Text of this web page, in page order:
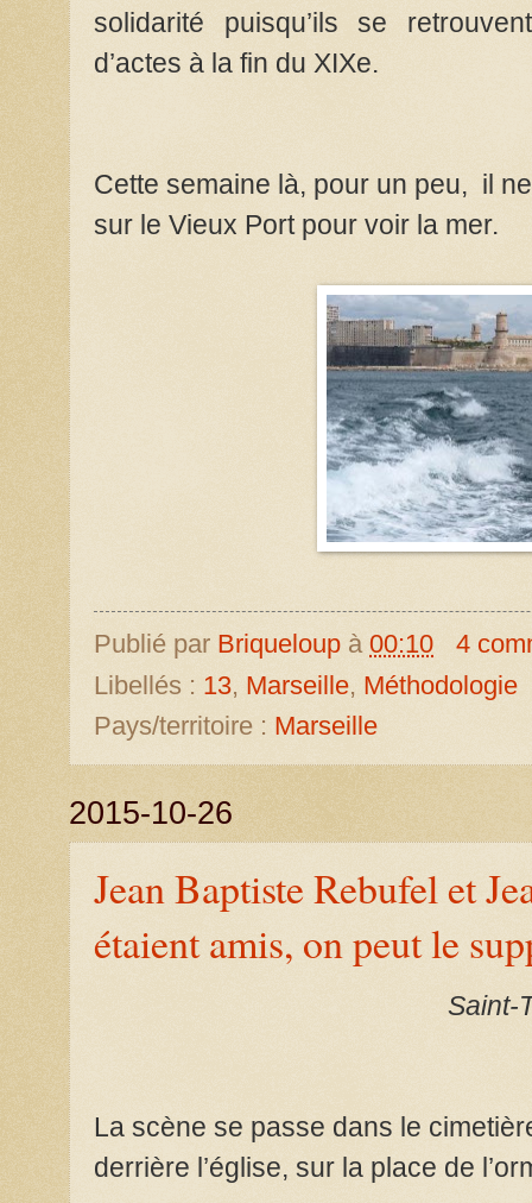
solidarité puisqu’ils se
d’actes à la fin du XIXe.
Cette semaine là, pour un peu, il
sur le Vieux Port pour voir la mer.
Publié par Briqueloup à 00:10
4
Libellés : 13, Marseille, Méthodologie
Pays/territoire : Marseille
2015-10-26
Jean Baptiste Rebufel et
étaient amis, on peut le
Saint-
La scène se passe dans le
derrière l’église, sur la place de